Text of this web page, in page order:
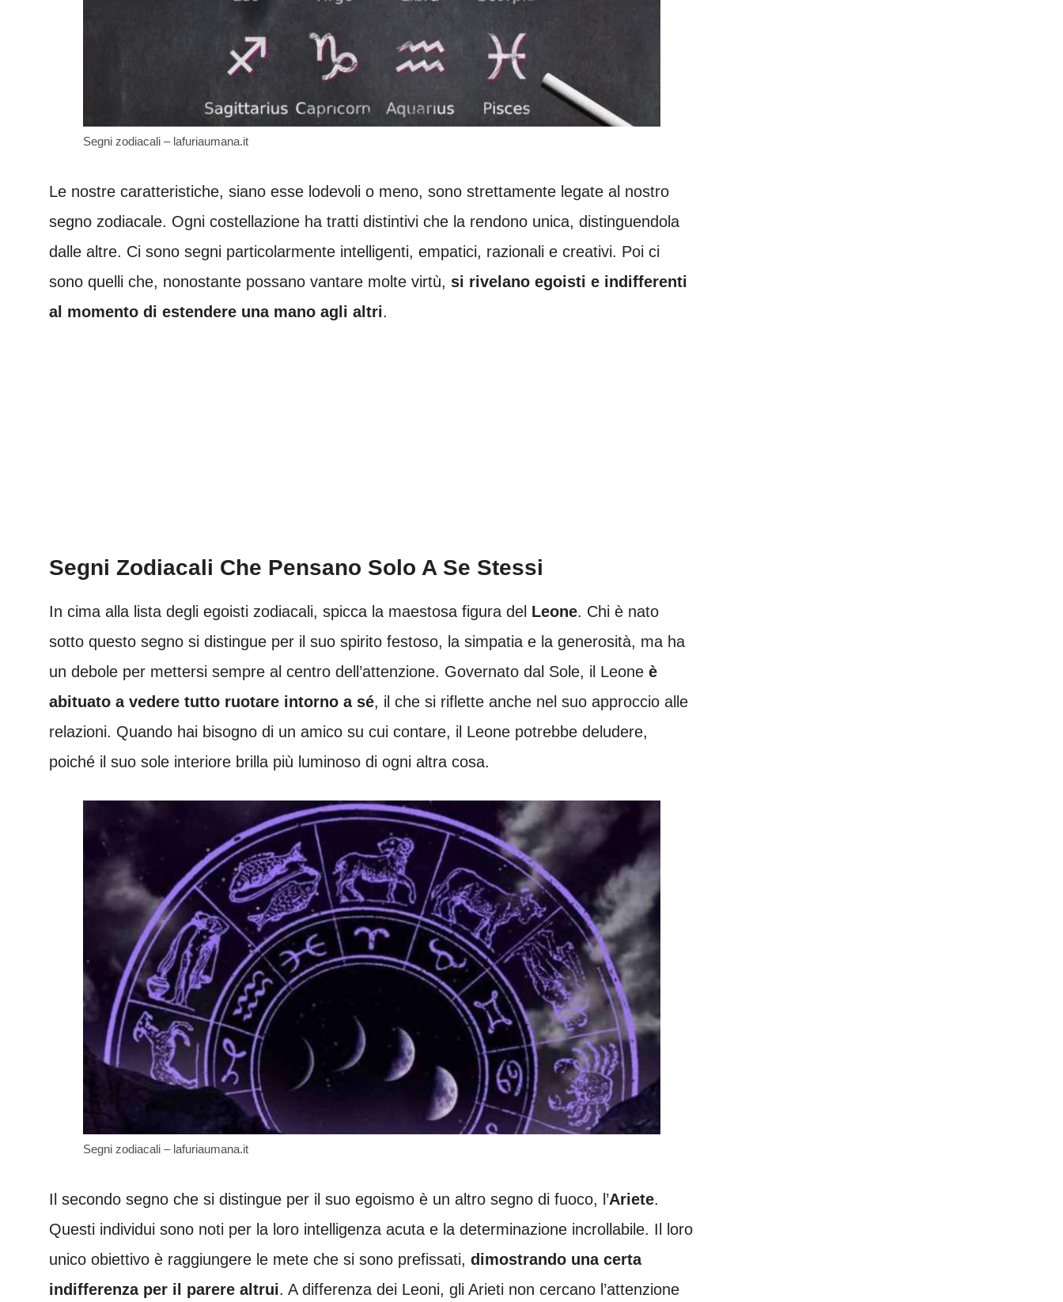
Segni zodiacali – lafuriaumana.it
Le nostre caratteristiche, siano esse lodevoli o meno, sono strettamente legate al nostro
segno zodiacale. Ogni costellazione ha tratti distintivi che la rendono unica, distinguendola
dalle altre. Ci sono segni particolarmente intelligenti, empatici, razionali e creativi. Poi ci
sono quelli che, nonostante possano vantare molte virtù, si rivelano egoisti e indifferenti
al momento di estendere una mano agli altri.
Segni Zodiacali Che Pensano Solo A Se Stessi
In cima alla lista degli egoisti zodiacali, spicca la maestosa figura del Leone. Chi è nato
sotto questo segno si distingue per il suo spirito festoso, la simpatia e la generosità, ma ha
un debole per mettersi sempre al centro dell’attenzione. Governato dal Sole, il Leone è
abituato a vedere tutto ruotare intorno a sé, il che si riflette anche nel suo approccio alle
relazioni. Quando hai bisogno di un amico su cui contare, il Leone potrebbe deludere,
poiché il suo sole interiore brilla più luminoso di ogni altra cosa.
Segni zodiacali – lafuriaumana.it
Il secondo segno che si distingue per il suo egoismo è un altro segno di fuoco, l’Ariete.
Questi individui sono noti per la loro intelligenza acuta e la determinazione incrollabile. Il loro
unico obiettivo è raggiungere le mete che si sono prefissati, dimostrando una certa
indifferenza per il parere altrui. A differenza dei Leoni, gli Arieti non cercano l’attenzione